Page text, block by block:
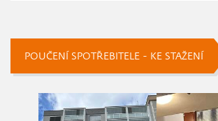
POUČENÍ SPOTŘEBITELE - KE STAŽENÍ